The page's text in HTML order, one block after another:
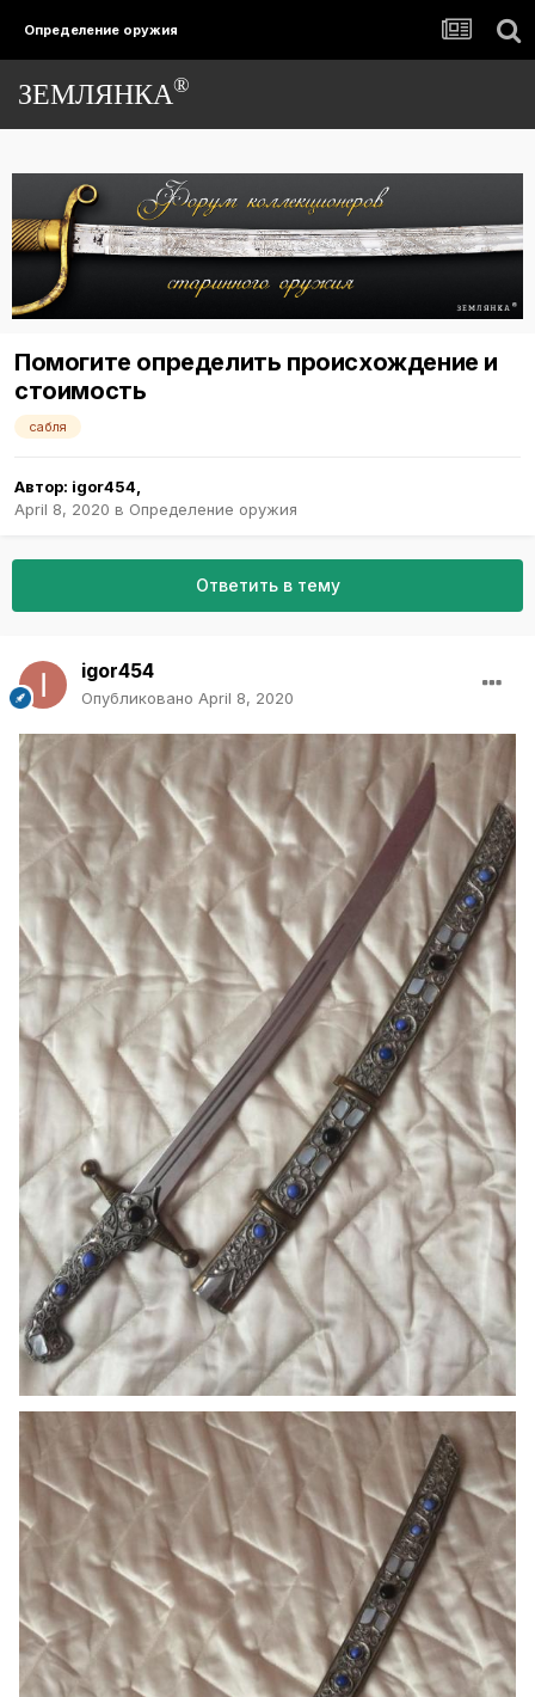
Определение оружия
ЗЕМЛЯНКА®
Помогите определить происхождение и
стоимость
сабля
Автор: igor454
April 8, 2020 в Определение оружия
Ответить в тему
igor454
Опубликовано April 8, 2020